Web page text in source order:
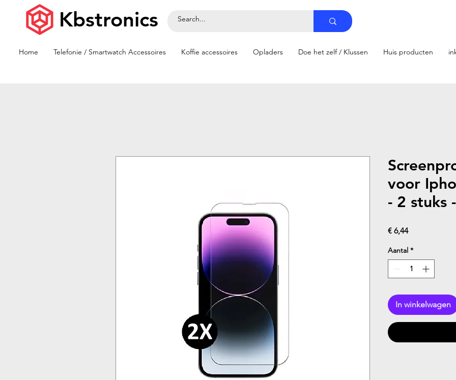
Kbstronics
Home Telefonie / Smartwatch Accessoires Koffie accessoires Opladers Doe het zelf / Klussen Huis producten
voor
- 2 stuks
€ 6,44Prijs
Aantal *
In winkelwagen